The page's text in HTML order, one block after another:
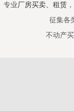
专业厂房买卖、租赁
征集各
不动产